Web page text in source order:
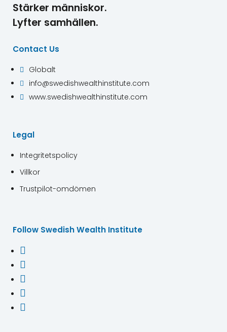
Stärker människor.
Lyfter samhällen.
Contact Us
 Globalt
 info@swedishwealthinstitute.com
 www.swedishwealthinstitute.com
Legal
Integritetspolicy
Villkor
Trustpilot-omdömen
Follow Swedish Wealth Institute




